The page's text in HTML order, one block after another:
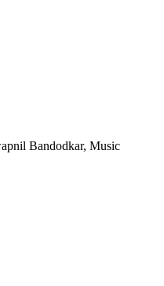
Bandodkar, Music